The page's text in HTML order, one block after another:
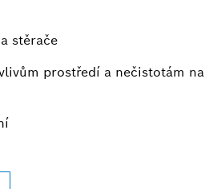
stěrače
prostředí a nečistotám na